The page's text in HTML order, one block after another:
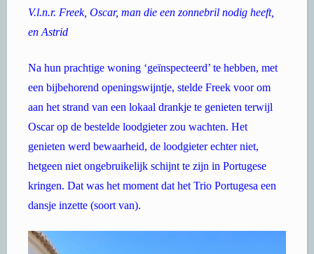
V.l.n.r. Freek, Oscar, man die een zonnebril nodig heeft,
en Astrid
Na hun prachtige woning ‘geïnspecteerd’ te hebben, met
een bijbehorend openingswijntje, stelde Freek voor om
aan het strand van een lokaal drankje te genieten terwijl
Oscar op de bestelde loodgieter zou wachten. Het
genieten werd bewaarheid, de loodgieter echter niet,
hetgeen niet ongebruikelijk schijnt te zijn in Portugese
kringen. Dat was het moment dat het Trio Portugesa een
dansje inzette (soort van).